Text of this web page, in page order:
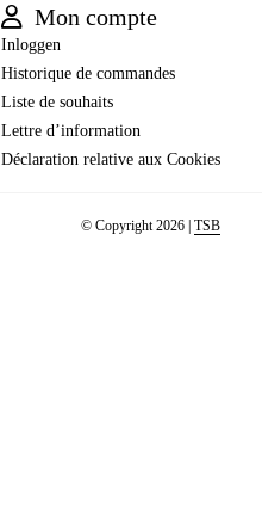
Mon compte
Inloggen
Historique de commandes
Liste de souhaits
Lettre d’information
Déclaration relative aux Cookies
© Copyright 2026 | TSB